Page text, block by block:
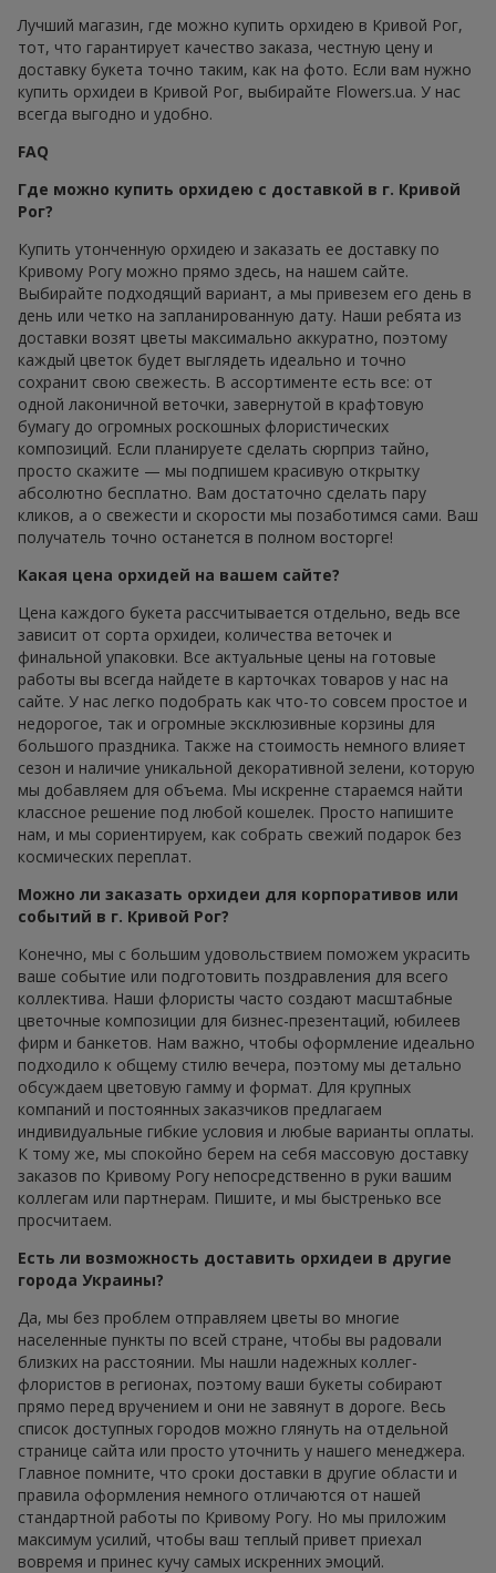
Лучший магазин, где можно купить орхидею в Кривой Рог,
тот, что гарантирует качество заказа, честную цену и
доставку букета точно таким, как на фото. Если вам нужно
купить орхидеи в Кривой Рог, выбирайте Flowers.ua. У нас
всегда выгодно и удобно.
FAQ
Где можно купить орхидею с доставкой в г. Кривой
Рог?
Купить утонченную орхидею и заказать ее доставку по
Кривому Рогу можно прямо здесь, на нашем сайте.
Выбирайте подходящий вариант, а мы привезем его день в
день или четко на запланированную дату. Наши ребята из
доставки возят цветы максимально аккуратно, поэтому
каждый цветок будет выглядеть идеально и точно
сохранит свою свежесть. В ассортименте есть все: от
одной лаконичной веточки, завернутой в крафтовую
бумагу до огромных роскошных флористических
композиций. Если планируете сделать сюрприз тайно,
просто скажите — мы подпишем красивую открытку
абсолютно бесплатно. Вам достаточно сделать пару
кликов, а о свежести и скорости мы позаботимся сами. Ваш
получатель точно останется в полном восторге!
Какая цена орхидей на вашем сайте?
Цена каждого букета рассчитывается отдельно, ведь все
зависит от сорта орхидеи, количества веточек и
финальной упаковки. Все актуальные цены на готовые
работы вы всегда найдете в карточках товаров у нас на
сайте. У нас легко подобрать как что-то совсем простое и
недорогое, так и огромные эксклюзивные корзины для
большого праздника. Также на стоимость немного влияет
сезон и наличие уникальной декоративной зелени, которую
мы добавляем для объема. Мы искренне стараемся найти
классное решение под любой кошелек. Просто напишите
нам, и мы сориентируем, как собрать свежий подарок без
космических переплат.
Можно ли заказать орхидеи для корпоративов или
событий в г. Кривой Рог?
Конечно, мы с большим удовольствием поможем украсить
ваше событие или подготовить поздравления для всего
коллектива. Наши флористы часто создают масштабные
цветочные композиции для бизнес-презентаций, юбилеев
фирм и банкетов. Нам важно, чтобы оформление идеально
подходило к общему стилю вечера, поэтому мы детально
обсуждаем цветовую гамму и формат. Для крупных
компаний и постоянных заказчиков предлагаем
индивидуальные гибкие условия и любые варианты оплаты.
К тому же, мы спокойно берем на себя массовую доставку
заказов по Кривому Рогу непосредственно в руки вашим
коллегам или партнерам. Пишите, и мы быстренько все
просчитаем.
Есть ли возможность доставить орхидеи в другие
города Украины?
Да, мы без проблем отправляем цветы во многие
населенные пункты по всей стране, чтобы вы радовали
близких на расстоянии. Мы нашли надежных коллег-
флористов в регионах, поэтому ваши букеты собирают
прямо перед вручением и они не завянут в дороге. Весь
список доступных городов можно глянуть на отдельной
странице сайта или просто уточнить у нашего менеджера.
Главное помните, что сроки доставки в другие области и
правила оформления немного отличаются от нашей
стандартной работы по Кривому Рогу. Но мы приложим
максимум усилий, чтобы ваш теплый привет приехал
вовремя и принес кучу самых искренних эмоций.